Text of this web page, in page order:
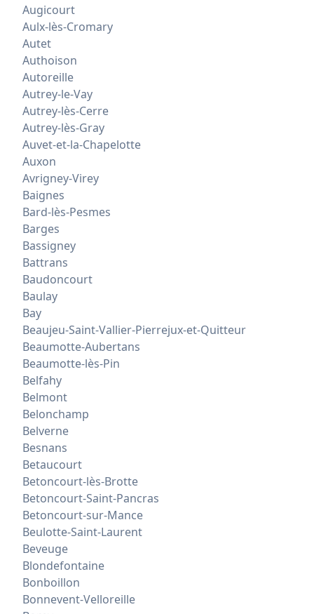
Augicourt
Aulx-lès-Cromary
Autet
Authoison
Autoreille
Autrey-le-Vay
Autrey-lès-Cerre
Autrey-lès-Gray
Auvet-et-la-Chapelotte
Auxon
Avrigney-Virey
Baignes
Bard-lès-Pesmes
Barges
Bassigney
Battrans
Baudoncourt
Baulay
Bay
Beaujeu-Saint-Vallier-Pierrejux-et-Quitteur
Beaumotte-Aubertans
Beaumotte-lès-Pin
Belfahy
Belmont
Belonchamp
Belverne
Besnans
Betaucourt
Betoncourt-lès-Brotte
Betoncourt-Saint-Pancras
Betoncourt-sur-Mance
Beulotte-Saint-Laurent
Beveuge
Blondefontaine
Bonboillon
Bonnevent-Velloreille